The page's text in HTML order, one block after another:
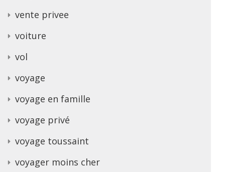
vente privee
voiture
vol
voyage
voyage en famille
voyage privé
voyage toussaint
voyager moins cher